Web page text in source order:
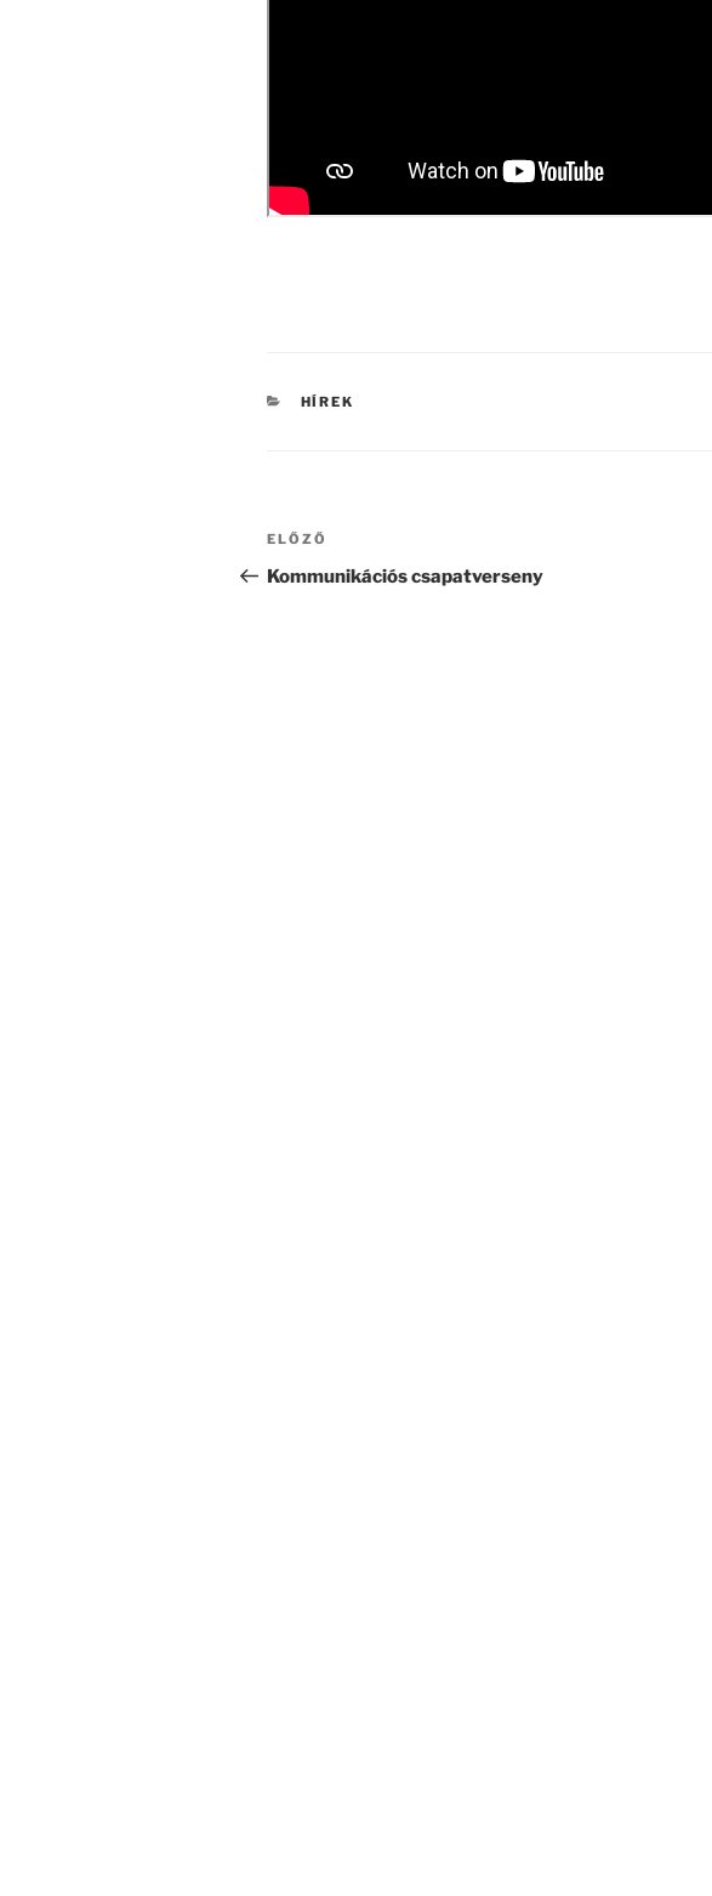
KATEGÓRIÁK
HÍREK
Bejegyzés
navigáció
Korábbi
bejegyzés
ELŐZŐ
Kommunikációs csapatverseny